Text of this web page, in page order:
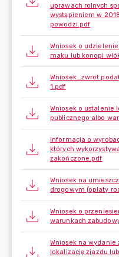
uprawach rolnych
wystąpieniem w
powodzi.pdf
Wniosek o
maku lub konopi
Wniosek_zwrot
1.pdf
Wniosek o ustalenie
publicznego albo
Informacja o
których
zakończone.pdf
Wniosek na
drogowym (opłaty
Wniosek o
warunkach
Wniosek na wydanie
lokalizację zjazdu